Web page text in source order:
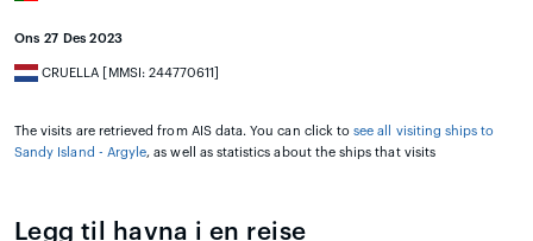
Ons 27 Des 2023
CRUELLA [MMSI: 244770611]
The visits are retrieved from AIS data. You can click tosee all visiting ships to
Sandy Island - Argyle, as well as statistics about the ships that visits
Legg til havna i en reise